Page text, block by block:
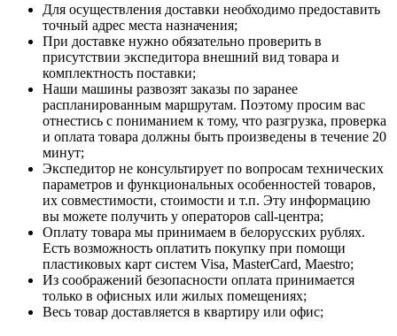
Для осуществления доставки необходимо предоставить
точный адрес места назначения;
При доставке нужно обязательно проверить в
присутствии экспедитора внешний вид товара и
комплектность поставки;
Наши машины развозят заказы по заранее
распланированным маршрутам. Поэтому просим вас
отнестись с пониманием к тому, что разгрузка, проверка
и оплата товара должны быть произведены в течение 20
минут;
Экспедитор не консультирует по вопросам технических
параметров и функциональных особенностей товаров,
их совместимости, стоимости и т.п. Эту информацию
вы можете получить у операторов call-центра;
Оплату товара мы принимаем в белорусских рублях.
Есть возможность оплатить покупку при помощи
пластиковых карт систем Visa, MasterCard, Maestro;
Из соображений безопасности оплата принимается
только в офисных или жилых помещениях;
Весь товар доставляется в квартиру или офис;